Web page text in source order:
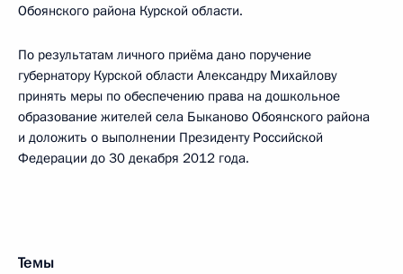
Обоянского района Курской области.
По результатам личного приёма дано поручение
губернатору Курской области Александру Михайлову
принять меры по обеспечению права на дошкольное
образование жителей села Быканово Обоянского района
и доложить о выполнении Президенту Российской
Федерации до 30 декабря 2012 года.
Темы